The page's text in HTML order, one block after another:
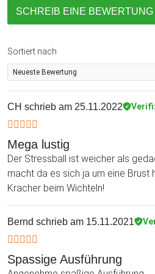
SCHREIB EINE BEWERTUNG
Sortiert nach
CH schrieb am 25.11.2022
Mega lustig
Der Stressball ist weicher als
macht da es sich ja um eine Brust
Kracher beim Wichteln!
Bernd schrieb am 15.11.2021
Spassige Ausführung